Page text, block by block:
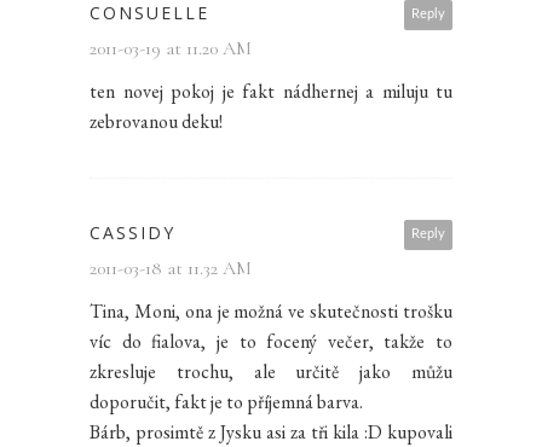
Reply
CONSUELLE
2011-03-19 at 11.20 AM
ten novej pokoj je fakt nádhernej a miluju tu
zebrovanou deku!
Reply
CASSIDY
2011-03-18 at 11.32 AM
Tina, Moni, ona je možná ve skutečnosti trošku
víc do fialova, je to focený večer, takže to
zkresluje trochu, ale určitě jako můžu
doporučit, fakt je to příjemná barva.
Bárb, prosimtě z Jysku asi za tři kila :D kupovali